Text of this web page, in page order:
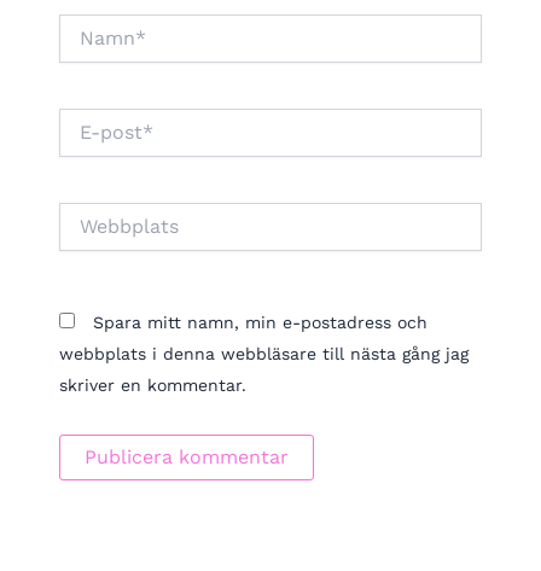
post*
Spara mitt namn, min e-postadress och
webbplats i denna webbläsare till nästa gång jag
skriver en kommentar.